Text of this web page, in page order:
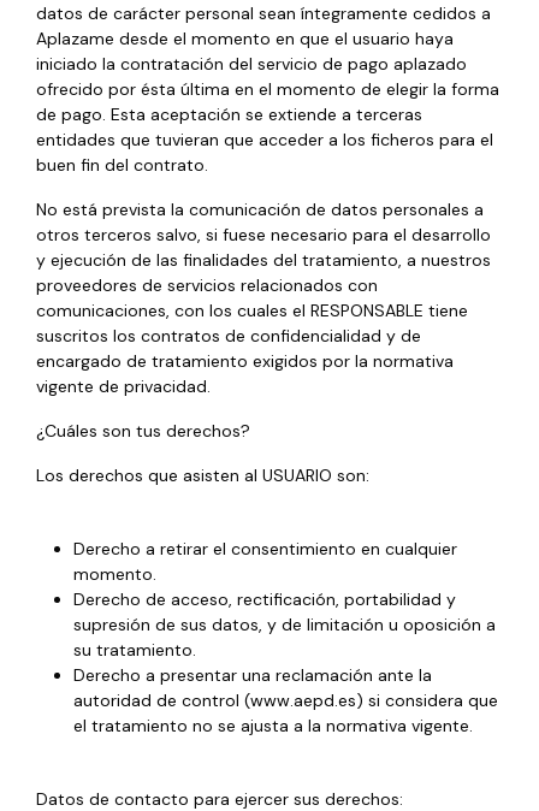
datos de carácter personal sean íntegramente cedidos a
Aplazame desde el momento en que el usuario haya
iniciado la contratación del servicio de pago aplazado
ofrecido por ésta última en el momento de elegir la forma
de pago. Esta aceptación se extiende a terceras
entidades que tuvieran que acceder a los ficheros para el
buen fin del contrato.
No está prevista la comunicación de datos personales a
otros terceros salvo, si fuese necesario para el desarrollo
y ejecución de las finalidades del tratamiento, a nuestros
proveedores de servicios relacionados con
comunicaciones, con los cuales el RESPONSABLE tiene
suscritos los contratos de confidencialidad y de
encargado de tratamiento exigidos por la normativa
vigente de privacidad.
¿Cuáles son tus derechos?
Los derechos que asisten al USUARIO son:
Derecho a retirar el consentimiento en cualquier
momento.
Derecho de acceso, rectificación, portabilidad y
supresión de sus datos, y de limitación u oposición a
su tratamiento.
Derecho a presentar una reclamación ante la
autoridad de control (www.aepd.es) si considera que
el tratamiento no se ajusta a la normativa vigente.
Datos de contacto para ejercer sus derechos: